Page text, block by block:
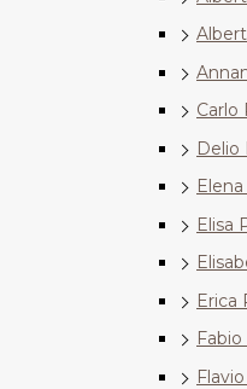
Carlo
Delio
Elisa
Erica